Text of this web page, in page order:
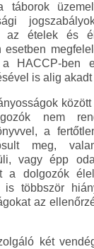
táborok
az ételek és
esetben
HACCP-ben
is alig akadt
nem
a
meg,
vagy épp
a dolgozók
is többször
az
két